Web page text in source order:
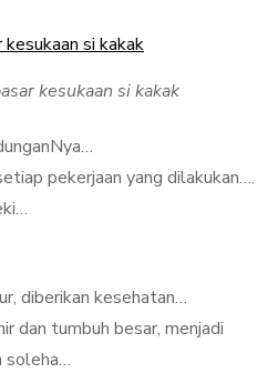
kesukaan si kakak
pekerjaan yang dilakukan….
diberikan kesehatan…
dan tumbuh besar, menjadi
soleha…